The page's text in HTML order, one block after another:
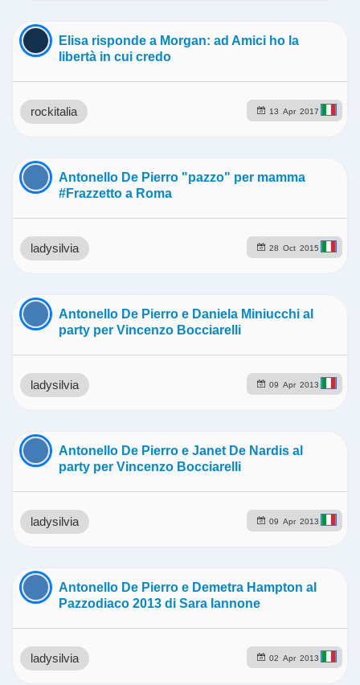
Elisa risponde a Morgan: ad Amici ho la
libertà in cui credo
13 Apr 2017
rockitalia
Antonello De Pierro "pazzo" per mamma
#Frazzetto a Roma
28 Oct 2015
ladysilvia
Antonello De Pierro e Daniela Miniucchi al
party per Vincenzo Bocciarelli
09 Apr 2013
ladysilvia
Antonello De Pierro e Janet De Nardis al
party per Vincenzo Bocciarelli
09 Apr 2013
ladysilvia
Antonello De Pierro e Demetra Hampton al
Pazzodiaco 2013 di Sara Iannone
02 Apr 2013
ladysilvia